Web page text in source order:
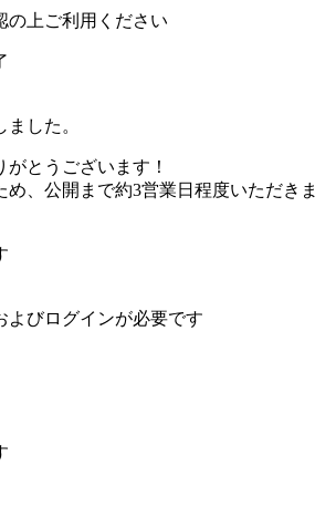
の上ご利用ください
した。
とうございます！
め、公開まで約3営業日程度いただきま
よびログインが必要です